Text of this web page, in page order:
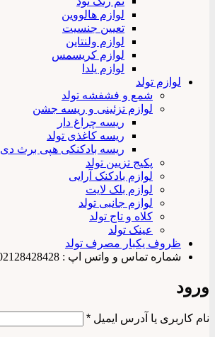
لوازم هالووین
تعیین جنسیت
لوازم ولنتاین
لوازم کریسمس
لوازم یلدا
لوازم تولد
شمع و فشفشه تولد
لوازم تزئینی و ریسه جشن
ریسه چراغ دار
ریسه کاغذی تولد
ریسه بادکنکی هپی برث دی
پکیج تزیین تولد
لوازم بادکنک آرایی
لوازم بلک لایت
لوازم جانبی تولد
کلاه و تاج تولد
عینک تولد
ظروف یکبار مصرف تولد
شماره تماس و واتس اپ : 02128428428
ورود
نام کاربری یا آدرس ایمیل *الزامی